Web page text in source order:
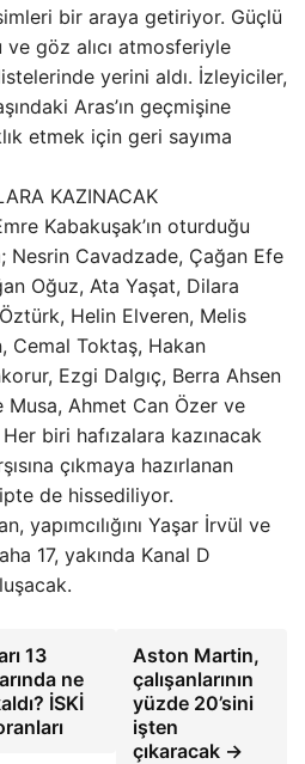
bir araya getiriyor. Güçlü
ve göz alıcı atmosferiyle
yerini aldı. İzleyiciler,
Aras’ın geçmişine
etmek için geri sayıma
KAZINACAK
Kabakuşak’ın oturduğu
Nesrin Cavadzade, Çağan Efe
Oğuz, Ata Yaşat, Dilara
Helin Elveren, Melis
Cemal Toktaş, Hakan
Ezgi Dalgıç, Berra Ahsen
Musa, Ahmet Can Özer ve
biri hafızalara kazınacak
çıkmaya hazırlanan
de hissediliyor.
yapımcılığını Yaşar İrvül ve
17, yakında Kanal D
13
ne
İSKİ
Aston Martin,
çalışanlarının
yüzde 20’sini
işten
çıkaracak →